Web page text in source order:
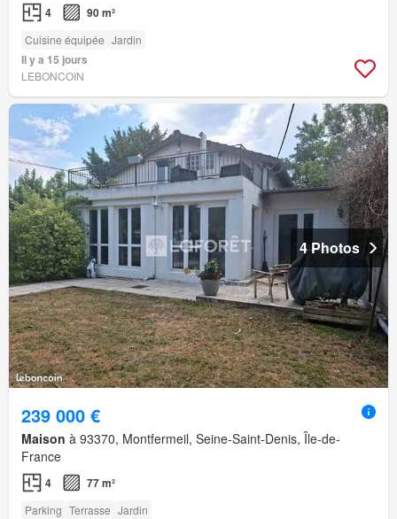
4 90 m²
Cuisine équipée Jardin
Il y a 15 jours
LEBONCOIN
4 Photos
239 000 €
Maison à 93370, Montfermeil, Seine-Saint-Denis, Île-de-
France
4 77 m²
Parking Terrasse Jardin